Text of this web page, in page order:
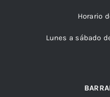
Horario
Lunes a sábado